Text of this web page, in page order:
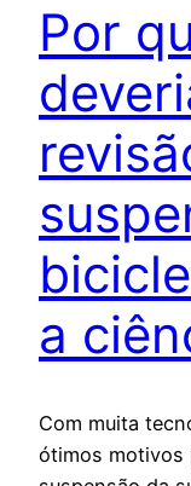
Por
a
Com muita
ótimos motivos